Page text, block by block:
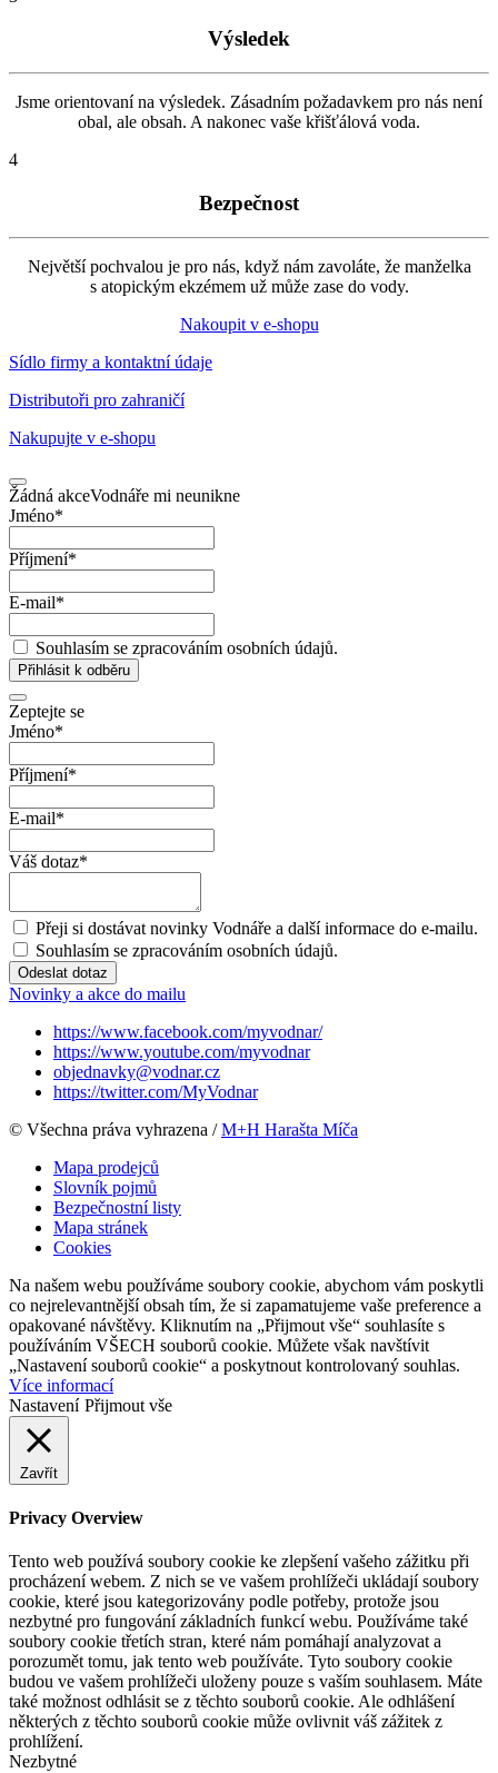
Výsledek
Jsme orientovaní na výsledek. Zásadním požadavkem pro nás není
obal, ale obsah. A nakonec vaše křišťálová voda.
4
Bezpečnost
Největší pochvalou je pro nás, když nám zavoláte, že manželka
s atopickým ekzémem už může zase do vody.
Nakoupit v e-shopu
Sídlo firmy a kontaktní údaje
Distributoři pro zahraničí
Nakupujte v e-shopu
Žádná akceVodnáře mi neunikne
Jméno*
Příjmení*
E-mail*
Souhlasím se zpracováním osobních údajů.
Přihlásit k odběru
Zeptejte se
Jméno*
Příjmení*
E-mail*
Váš dotaz*
Přeji si dostávat novinky Vodnáře a další informace do e-mailu.
Souhlasím se zpracováním osobních údajů.
Odeslat dotaz
Novinky a akce do mailu
https://www.facebook.com/myvodnar/
https://www.youtube.com/myvodnar
objednavky@vodnar.cz
https://twitter.com/MyVodnar
© Všechna práva vyhrazena /M+H Harašta Míča
Mapa prodejců
Slovník pojmů
Bezpečnostní listy
Mapa stránek
Cookies
Na našem webu používáme soubory cookie, abychom vám poskytli
co nejrelevantnější obsah tím, že si zapamatujeme vaše preference a
opakované návštěvy. Kliknutím na „Přijmout vše“ souhlasíte s
používáním VŠECH souborů cookie. Můžete však navštívit
„Nastavení souborů cookie“ a poskytnout kontrolovaný souhlas.
Více informací
Nastavení Přijmout vše
Zavřít
Privacy Overview
Tento web používá soubory cookie ke zlepšení vašeho zážitku při
procházení webem. Z nich se ve vašem prohlížeči ukládají soubory
cookie, které jsou kategorizovány podle potřeby, protože jsou
nezbytné pro fungování základních funkcí webu. Používáme také
soubory cookie třetích stran, které nám pomáhají analyzovat a
porozumět tomu, jak tento web používáte. Tyto soubory cookie
budou ve vašem prohlížeči uloženy pouze s vaším souhlasem. Máte
také možnost odhlásit se z těchto souborů cookie. Ale odhlášení
některých z těchto souborů cookie může ovlivnit váš zážitek z
prohlížení.
Nezbytné